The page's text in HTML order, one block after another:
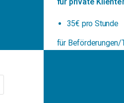
35€ pro Stunde
für Beförderungen/